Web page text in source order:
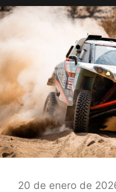
20 de enero de